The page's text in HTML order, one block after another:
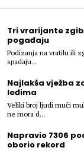
Tri vrarijante
pogađaju
Podizanja na vratilu ili
spadaju...
Najlakša vježba
leđima
Veliki broj ljudi muči
ne mora d...
Napravio 7306
oborio rekord